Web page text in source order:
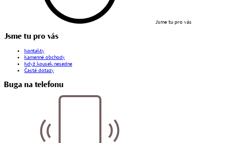
Jsme tu pro vás
Jsme tu pro vás
Kontakty
Kamenné obchody
Když kousek nesedne
Časté dotazy
Buga na telefonu